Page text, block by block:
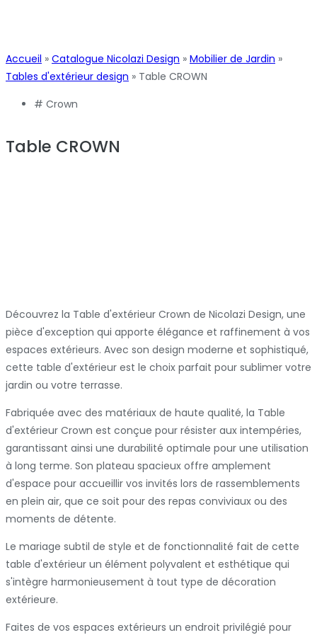
Accueil » Catalogue Nicolazi Design » Mobilier de Jardin »
Tables d'extérieur design » Table CROWN
# Crown
Table CROWN
Découvrez la Table d'extérieur Crown de Nicolazi Design, une
pièce d'exception qui apporte élégance et raffinement à vos
espaces extérieurs. Avec son design moderne et sophistiqué,
cette table d'extérieur est le choix parfait pour sublimer votre
jardin ou votre terrasse.
Fabriquée avec des matériaux de haute qualité, la Table
d'extérieur Crown est conçue pour résister aux intempéries,
garantissant ainsi une durabilité optimale pour une utilisation
à long terme. Son plateau spacieux offre amplement
d'espace pour accueillir vos invités lors de rassemblements
en plein air, que ce soit pour des repas conviviaux ou des
moments de détente.
Le mariage subtil de style et de fonctionnalité fait de cette
table d'extérieur un élément polyvalent et esthétique qui
s'intègre harmonieusement à tout type de décoration
extérieure.
Faites de vos espaces extérieurs un endroit privilégié pour